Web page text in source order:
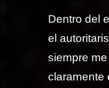
Dentro del
el
siempre
claramente